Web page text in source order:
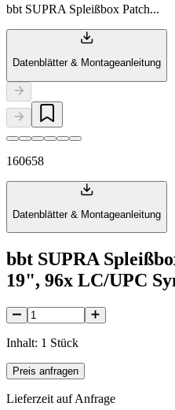
bbt SUPRA Spleißbox Patch...
Datenblätter & Montageanleitung
160658
Datenblätter & Montageanleitung
bbt SUPRA
19", 96x LC/UPC
Inhalt: 1 Stück
Preis anfragen
Lieferzeit auf Anfrage